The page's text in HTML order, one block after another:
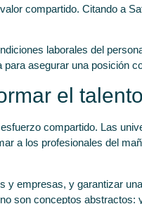
compartido. Citando a
laborales del
asegurar una posición
el talento
compartido. Las
a los profesionales del
empresas, y garantizar
son conceptos abstractos: